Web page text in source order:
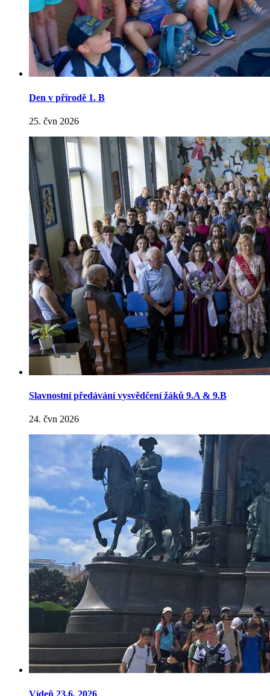
Den v přírodě 1. B
25. čvn 2026
Slavnostní předávání vysvědčení žáků 9.A & 9.B
24. čvn 2026
Vídeň 23.6. 2026